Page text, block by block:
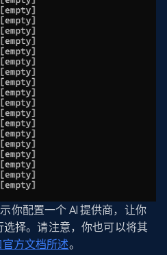
你配置一个 AI 提供商，让你
选择。请注意，你也可以将其
官方文档所述。